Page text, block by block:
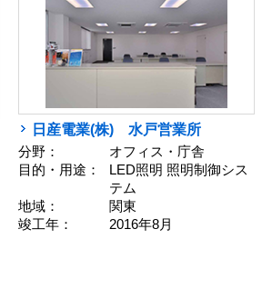
日産電業(株) 水戸営業所
分野：
オフィス・庁舎
目的・用途：
LED照明 照明制御シス
テム
地域：
関東
竣工年：
2016年8月